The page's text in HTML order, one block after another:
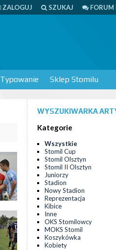
ZALOGUJ SZUKAJ
Typowanie Sklep Stomilu
WYSZUKIWARKA
Kategorie
Wszystkie
Stomil Cup
Stomil Olsztyn
Stomil II Olsztyn
Juniorzy
Stadion
Nowy Stadion
Reprezentacja
Kibice
Inne
OKS Stomilowcy
MOKS Stomil
Koszykówka
Kobiety